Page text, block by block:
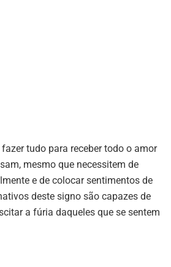
tudo para receber todo o amor
mesmo que necessitem de
e de colocar sentimentos de
deste signo são capazes de
a fúria daqueles que se sentem